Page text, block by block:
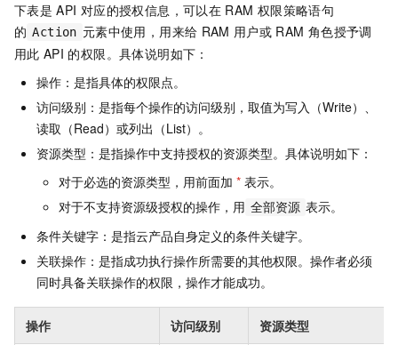
下表是 API 对应的授权信息，可以在 RAM 权限策略语句
的 Action 元素中使用，用来给 RAM 用户或 RAM 角色授予调
用此 API 的权限。具体说明如下：
操作：是指具体的权限点。
访问级别：是指每个操作的访问级别，取值为写入（Write）、
读取（Read）或列出（List）。
资源类型：是指操作中支持授权的资源类型。具体说明如下：
对于必选的资源类型，用前面加 * 表示。
对于不支持资源级授权的操作，用 全部资源 表示。
条件关键字：是指云产品自身定义的条件关键字。
关联操作：是指成功执行操作所需要的其他权限。操作者必须
同时具备关联操作的权限，操作才能成功。
操作 访问级别 资源类型